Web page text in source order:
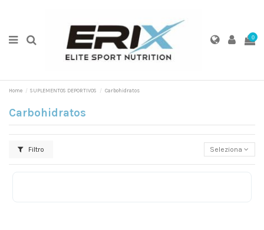
0
Home SUPLEMENTOS DEPORTIVOS Carbohidratos
Carbohidratos
Filtro Seleziona